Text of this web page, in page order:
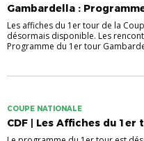
Gambardella :
Les affiches du 1er tour de la
désormais disponible. Les
Programme du 1er tour
COUPE NATIONALE
CDF | Les Affiches du 1er